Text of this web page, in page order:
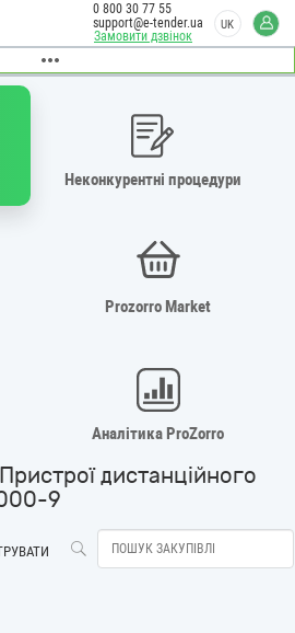
Замовити дзвінок
0 800 30 77 55
support@e-tender.ua
UK
Неконкурентні процедури
Prozorro Market
Аналітика ProZorro
дистанційного
9